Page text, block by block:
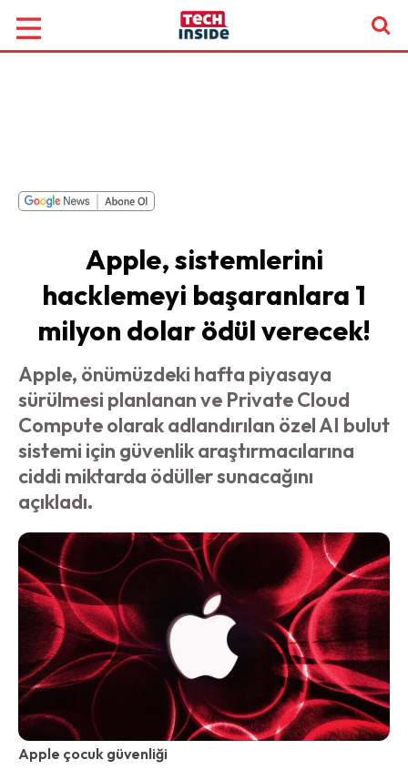
Apple, sistemlerini
hacklemeyi başaranlara 1
milyon dolar ödül verecek!
Apple, önümüzdeki hafta piyasaya
sürülmesi planlanan ve Private Cloud
Compute olarak adlandırılan özel AI bulut
sistemi için güvenlik araştırmacılarına
ciddi miktarda ödüller sunacağını
açıkladı.
Apple çocuk güvenliği